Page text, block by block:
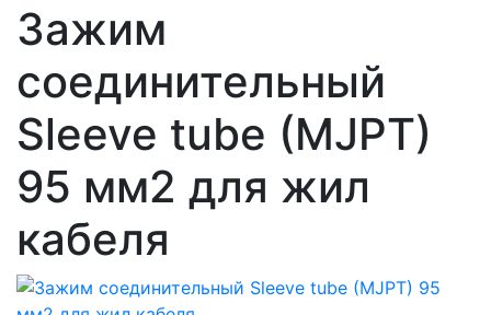
Зажим
соединительный
Sleeve tube (MJPT)
95 мм2 для жил
кабеля